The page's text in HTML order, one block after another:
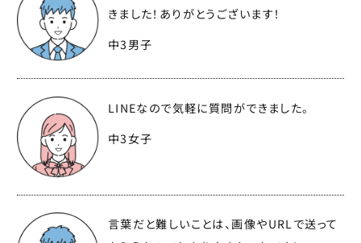
きました！ありがとうございます！
中3男子
LINEなので気軽に質問ができました。
中3女子
言葉だと難しいことは、画像やURLで送って